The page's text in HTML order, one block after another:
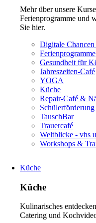
Mehr über unsere
Ferienprogramme und
Sie hier.
Navigation
überspringen
Digitale
Ferienprogramme
Gesundheit für
Jahreszeiten-Café
YOGA
Küche
Repair-Café &
Schülerförderung
TauschBar
Trauercafé
Weltblicke - vhs
Workshops &
Küche
Küche
Kulinarisches
Catering und